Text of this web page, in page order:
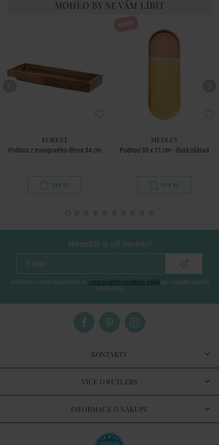
MOHLO BY SE VÁM LÍBIT
FOREST
Podnos z mangového dřeva 34 cm
349 Kč
MEDLEY
Podnos 30 x 11 cm - žlutá/růžová
399 Kč
Nenechte si ujít novinky!
vložením e-mailu souhlasíte se zpracováním osobních údajů pro zasílání našeho
newsletteru
KONTAKTY
VÍCE O BUTLERS
INFORMACE O NÁKUPU